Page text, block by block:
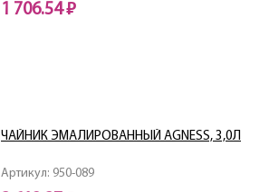
1 706.54 ₽
Артикул: 950-089
ЧАЙНИК ЭМАЛИРОВАННЫЙ AGNESS, 3,0Л